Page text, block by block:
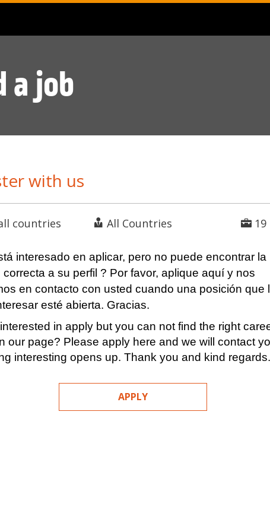
a job